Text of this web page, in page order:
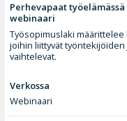
Perhevapaat
webinaari
Työsopimuslaki
joihin liittyvät
vaihtelevat.
Verkossa
Webinaari